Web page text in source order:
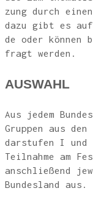
zung durch
dazu gibt es auf
de oder kön­nen
fragt werden.
AUS­WAHL
Aus jedem
Grup­pen aus
dar­stu­fen I und
Teil­nah­me am
anschlie­ßend
Bun­des­land aus.